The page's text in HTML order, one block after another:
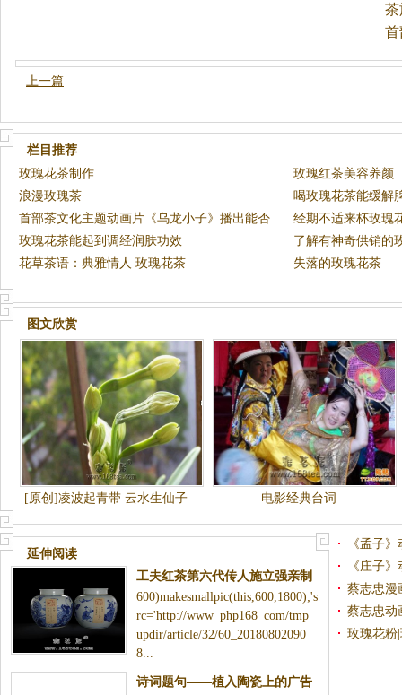
上一篇
栏目推荐
玫瑰花茶制作
玫瑰红茶美容养颜
浪漫玫瑰茶
喝玫瑰花茶能缓解
首部茶文化主题动画片《乌龙小子》播出能否
为行
经期不适来杯玫瑰
玫瑰花茶能起到调经润肤功效
了解有神奇供销的
花草茶语：典雅情人 玫瑰花茶
失落的玫瑰花茶
图文欣赏
[原创]凌波起青带 云水生仙子
——凌波青带
电影经典台词
延伸阅读
工夫红茶第六代传人施立强亲制
红玫瑰
600)makesmallpic(this,600,1800);'s
rc='http://www_php168_com/tmp_
updir/article/32/60_20180802090
8...
诗词题句——植入陶瓷上的广告
《孟子
《庄子
蔡志忠漫
蔡志忠动
玫瑰花粉